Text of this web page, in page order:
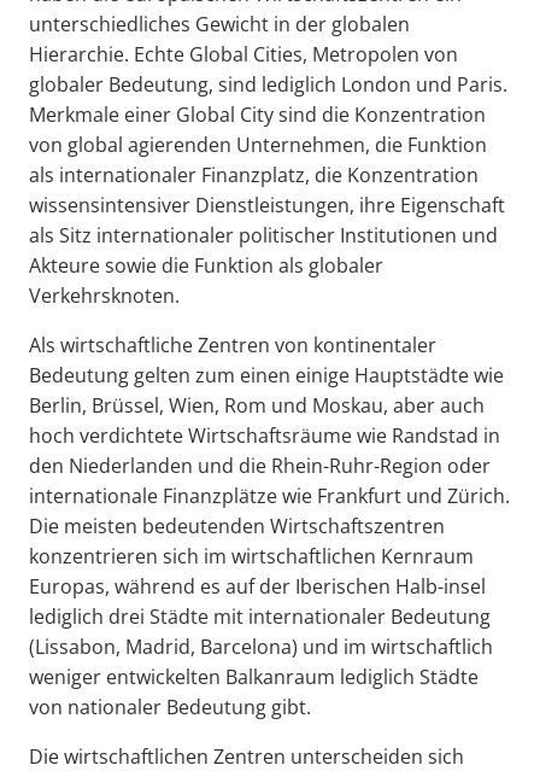
unterschiedliches Gewicht in der globalen
Hierarchie. Echte Global Cities, Metropolen von
globaler Bedeutung, sind lediglich London und Paris.
Merkmale einer Global City sind die Konzentration
von global agierenden Unternehmen, die Funktion
als internationaler Finanzplatz, die Konzentration
wissensintensiver Dienstleistungen, ihre Eigenschaft
als Sitz internationaler politischer Institutionen und
Akteure sowie die Funktion als globaler
Verkehrsknoten.
Als wirtschaftliche Zentren von kontinentaler
Bedeutung gelten zum einen einige Hauptstädte wie
Berlin, Brüssel, Wien, Rom und Moskau, aber auch
hoch verdichtete Wirtschaftsräume wie Randstad in
den Niederlanden und die Rhein-Ruhr-Region oder
internationale Finanzplätze wie Frankfurt und Zürich.
Die meisten bedeutenden Wirtschaftszentren
konzentrieren sich im wirtschaftlichen Kernraum
Europas, während es auf der Iberischen Halb-insel
lediglich drei Städte mit internationaler Bedeutung
(Lissabon, Madrid, Barcelona) und im wirtschaftlich
weniger entwickelten Balkanraum lediglich Städte
von nationaler Bedeutung gibt.
Die wirtschaftlichen Zentren unterscheiden sich